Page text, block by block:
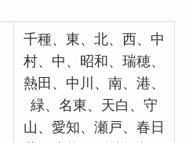
千種、東、北、西、中
村、中、昭和、瑞穂、
熱田、中川、南、港、
緑、名東、天白、守
山、愛知、瀬戸、春日